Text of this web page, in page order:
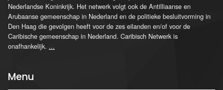
Nederlandse Koninkrijk. Het netwerk volgt ook de Antilliaanse en
Arubaanse gemeenschap in Nederland en de politieke besluitvorming in
Den Haag die gevolgen heeft voor de zes eilanden en/of voor de
Caribische gemeenschap in Nederland. Caribisch Netwerk is
onafhankelijk. ...
Menu